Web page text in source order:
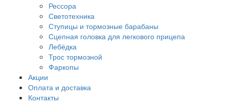
Рессора
Светотехника
Ступицы и тормозные барабаны
Сцепная головка для легкового прицепа
Лебёдка
Трос тормозной
Фаркопы
Акции
Оплата и доставка
Контакты